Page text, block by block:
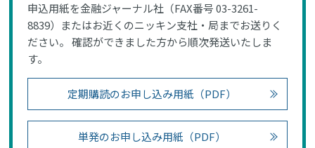
申込用紙を金融ジャーナル社（FAX番号 03-3261-
8839）またはお近くのニッキン支社・局までお送りく
ださい。 確認ができました方から順次発送いたしま
す。
定期購読のお申し込み用紙（PDF）
単発のお申し込み用紙（PDF）